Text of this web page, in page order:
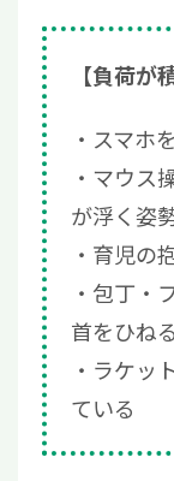
【負荷が
スマホ
マウス
が浮く姿勢
育児の
包丁・
首をひね
ラケッ
ている